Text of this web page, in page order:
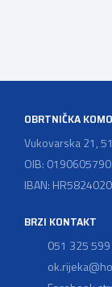
koji još nemaju
licenciranja
kvalitetno i
OBRTNIČKA
Vukovarska 21,
OIB:
IBAN:
BRZI KONTAKT
051 325 599